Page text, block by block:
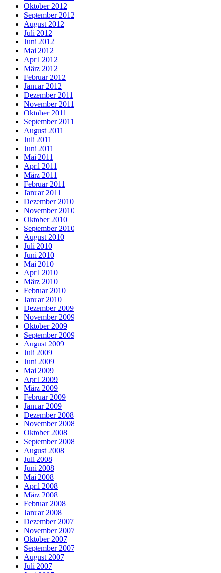
Oktober 2012
September 2012
August 2012
Juli 2012
Juni 2012
Mai 2012
April 2012
März 2012
Februar 2012
Januar 2012
Dezember 2011
November 2011
Oktober 2011
September 2011
August 2011
Juli 2011
Juni 2011
Mai 2011
April 2011
März 2011
Februar 2011
Januar 2011
Dezember 2010
November 2010
Oktober 2010
September 2010
August 2010
Juli 2010
Juni 2010
Mai 2010
April 2010
März 2010
Februar 2010
Januar 2010
Dezember 2009
November 2009
Oktober 2009
September 2009
August 2009
Juli 2009
Juni 2009
Mai 2009
April 2009
März 2009
Februar 2009
Januar 2009
Dezember 2008
November 2008
Oktober 2008
September 2008
August 2008
Juli 2008
Juni 2008
Mai 2008
April 2008
März 2008
Februar 2008
Januar 2008
Dezember 2007
November 2007
Oktober 2007
September 2007
August 2007
Juli 2007